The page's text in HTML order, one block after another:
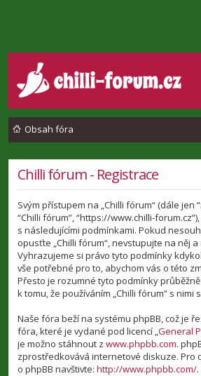
Obsah fóra
Chilli fórum - Registrace
Svým přístupem na „Chilli fórum“ (dále jen
“Chilli fórum”, “https://www.chilli-
s následujícími podmínkami. Pokud
opusťte „Chilli fórum“, nevstupujte na něj
Vyhrazujeme si právo tyto podmínky
vše potřebné pro to, abychom vás o této
Přesto je rozumné tyto podmínky
k tomu, že používáním „Chilli fórum“ s nimi
Naše fóra beží na systému phpBB, což je
fóra, které je vydané pod licencí „General
je možno stáhnout z www.phpbb.com.
zprostředkovává internetové diskuze. Pro
o phpBB navštivte: http://www.phpbb.com/.